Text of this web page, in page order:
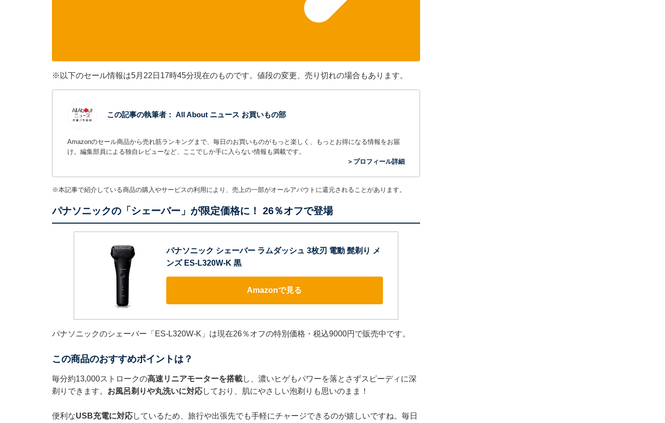
※以下のセール情報は5月22日17時45分現在のものです。値段の変更、売り切れの場合もあります。
この記事の執筆者： All About ニュース お買いもの部
Amazonのセール商品から売れ筋ランキングまで、毎日のお買いものがもっと楽しく、もっとお得になる情報をお届
け。編集部員による独自レビューなど、ここでしか手に入らない情報も満載です。
＞プロフィール詳細
※本記事で紹介している商品の購入やサービスの利用により、売上の一部がオールアバウトに還元されることがあります。
パナソニックの「シェーバー」が限定価格に！ 26％オフで登場
パナソニック シェーバー ラムダッシュ 3枚刃 電動 髭剃り メ
ンズ ES-L320W-K 黒
Amazonで見る
パナソニックのシェーバー「ES-L320W-K」は現在26％オフの特別価格・税込9000円で販売中です。
この商品のおすすめポイントは？
毎分約13,000ストロークの高速リニアモーターを搭載し、濃いヒゲもパワーを落とさずスピーディに深
剃りできます。 お風呂剃りや丸洗いに対応しており、肌にやさしい泡剃りも思いのまま！
便利なUSB充電に対応しているため、旅行や出張先でも手軽にチャージできるのが嬉しいですね。毎日